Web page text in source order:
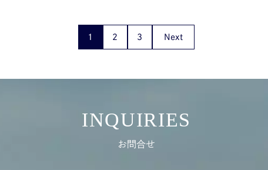
1 2 3 Next
INQUIRIES
お問合せ